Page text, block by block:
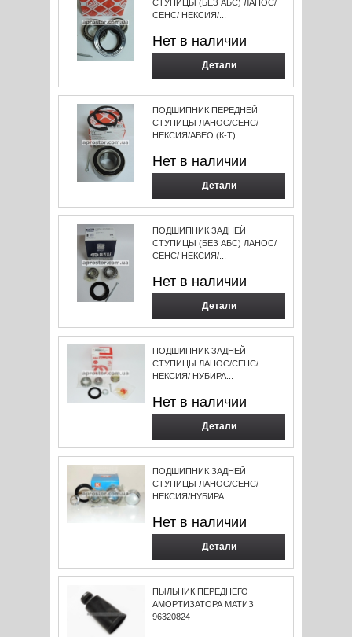
СТУПИЦЫ (БЕЗ АБС) ЛАНОС/
СЕНС/ НЕКСИЯ/...
Нет в наличии
Детали
ПОДШИПНИК ПЕРЕДНЕЙ
СТУПИЦЫ ЛАНОС/СЕНС/
НЕКСИЯ/АВЕО (К-Т)...
Нет в наличии
Детали
ПОДШИПНИК ЗАДНЕЙ
СТУПИЦЫ (БЕЗ АБС) ЛАНОС/
СЕНС/ НЕКСИЯ/...
Нет в наличии
Детали
ПОДШИПНИК ЗАДНЕЙ
СТУПИЦЫ ЛАНОС/СЕНС/
НЕКСИЯ/ НУБИРА...
Нет в наличии
Детали
ПОДШИПНИК ЗАДНЕЙ
СТУПИЦЫ ЛАНОС/СЕНС/
НЕКСИЯ/НУБИРА...
Нет в наличии
Детали
ПЫЛЬНИК ПЕРЕДНЕГО
АМОРТИЗАТОРА МАТИЗ
96320824